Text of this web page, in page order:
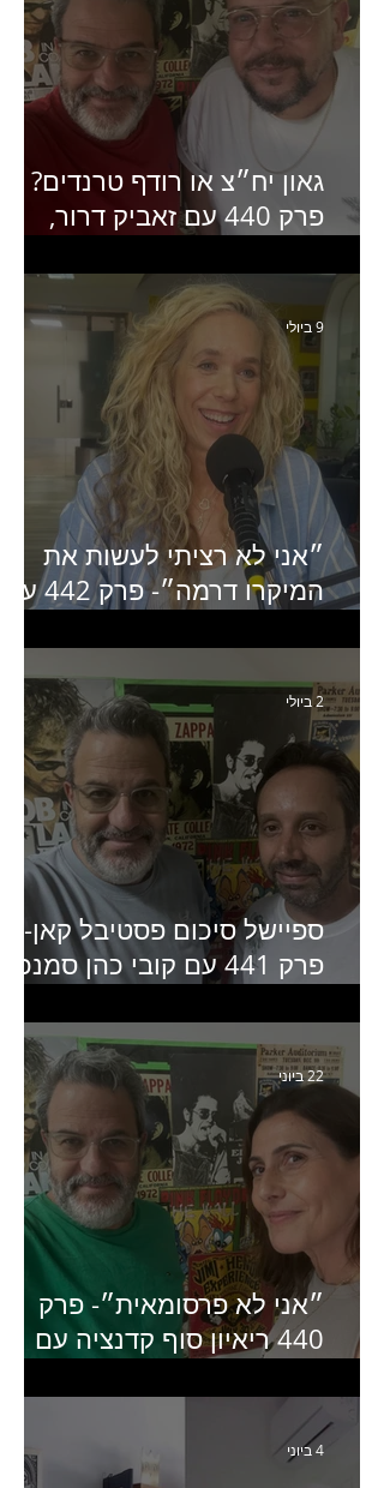
גאון יח״צ או רודף טרנדים?
פרק 440 עם זאביק דרור,
ותקשורת
״אני לא רציתי לעשות את
המיקרו דרמה״- פרק 442 עם
של יד2
9 ביולי
ספיישל סיכום פסטיבל קאן-
פרק 441 עם קובי כהן
2 ביולי
״אני לא פרסומאית״- פרק
440 ריאיון סוף קדנציה עם
מנכ״לית באומן בר ריבנאי
22 ביוני
4 ביוני